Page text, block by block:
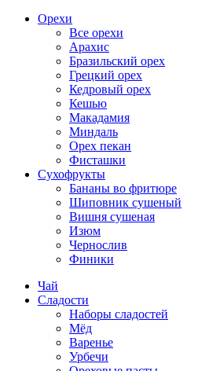
Орехи
Все орехи
Арахис
Бразильский орех
Грецкий орех
Кедровый орех
Кешью
Макадамия
Миндаль
Орех пекан
Фисташки
Сухофрукты
Бананы во фритюре
Шиповник сушеный
Вишня сушеная
Изюм
Чернослив
Финики
Чай
Сладости
Наборы сладостей
Мёд
Варенье
Урбечи